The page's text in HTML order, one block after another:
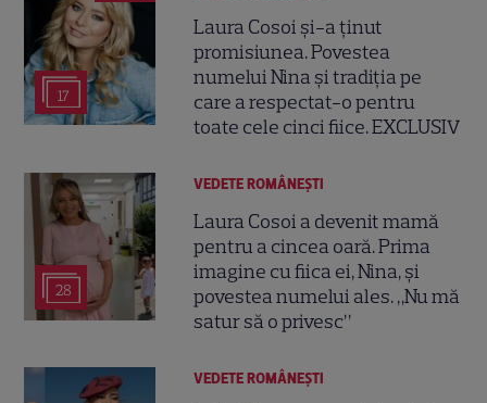
17
Laura Cosoi și-a ținut
promisiunea. Povestea
numelui Nina și tradiția pe
care a respectat-o pentru
toate cele cinci fiice. EXCLUSIV
28
VEDETE ROMÂNEŞTI
Laura Cosoi a devenit mamă
pentru a cincea oară. Prima
imagine cu fiica ei, Nina, și
povestea numelui ales. „Nu mă
satur să o privesc”
VEDETE ROMÂNEŞTI